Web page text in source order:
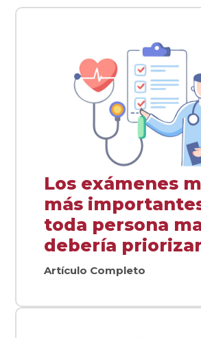
Los exámenes
más
toda persona
debería priorizar
Artículo Completo